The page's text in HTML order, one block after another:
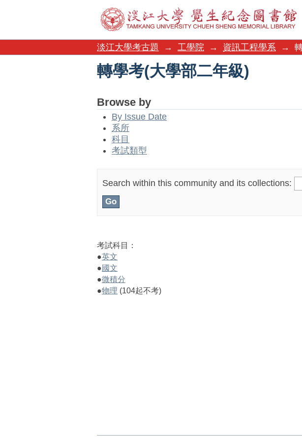
轉學考(大學部二年級)
淡江大學考古題
→ 工學院 → 資訊工程學系 →
轉學考(大學部二年級)
Browse by
By Issue Date
系所
科目
考試類型
Search within this community and its collections:
考試科目：
●英文
●國文
●微積分
●物理 (104起不考)